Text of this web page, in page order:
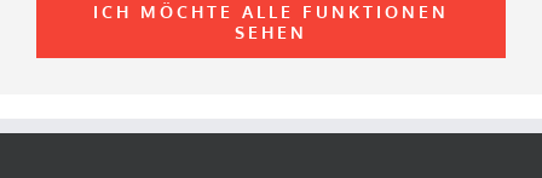
ICH MÖCHTE ALLE FUNKTIONEN
SEHEN